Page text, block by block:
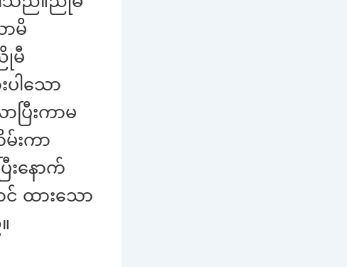
မိ
မီ
ါသော
ြီးကာမ
းကာ
နောက်
ထားသော